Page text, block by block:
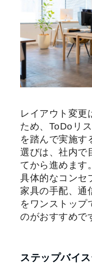
レイアウト変更
ため、ToDoリ
を踏んで実施す
選びは、社内で
てから進めます
具体的なコンセ
家具の手配、通
をワンストップ
のがおすすめで
ステップバイ